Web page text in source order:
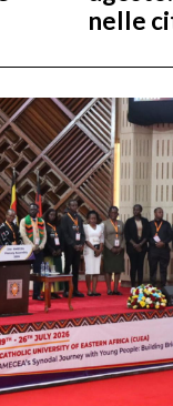
nelle